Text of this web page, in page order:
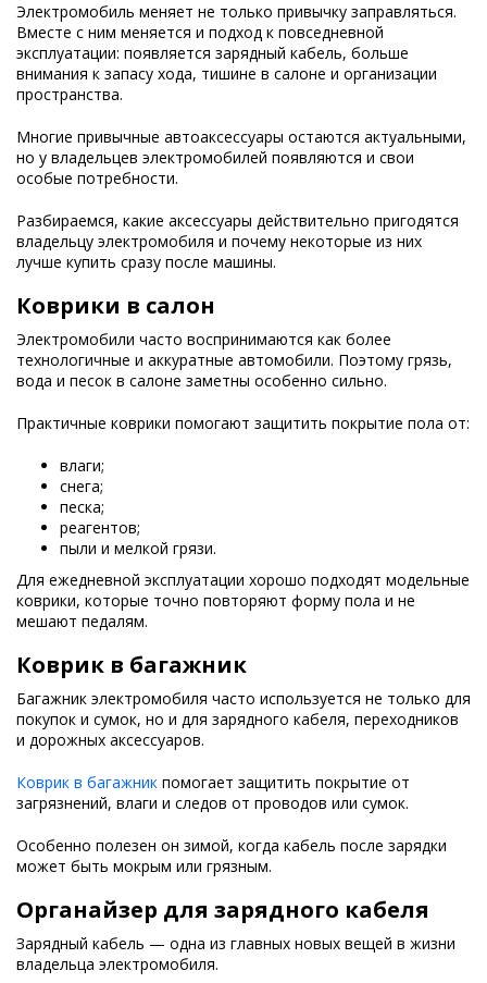
Электромобиль меняет не только привычку заправляться.
Вместе с ним меняется и подход к повседневной
эксплуатации: появляется зарядный кабель, больше
внимания к запасу хода, тишине в салоне и организации
пространства.
Многие привычные автоаксессуары остаются актуальными,
но у владельцев электромобилей появляются и свои
особые потребности.
Разбираемся, какие аксессуары действительно пригодятся
владельцу электромобиля и почему некоторые из них
лучше купить сразу после машины.
Коврики в салон
Электромобили часто воспринимаются как более
технологичные и аккуратные автомобили. Поэтому грязь,
вода и песок в салоне заметны особенно сильно.
Практичные коврики помогают защитить покрытие пола от:
влаги;
снега;
песка;
реагентов;
пыли и мелкой грязи.
Для ежедневной эксплуатации хорошо подходят модельные
коврики, которые точно повторяют форму пола и не
мешают педалям.
Коврик в багажник
Багажник электромобиля часто используется не только для
покупок и сумок, но и для зарядного кабеля, переходников
и дорожных аксессуаров.
Коврик в багажник помогает защитить покрытие от
загрязнений, влаги и следов от проводов или сумок.
Особенно полезен он зимой, когда кабель после зарядки
может быть мокрым или грязным.
Органайзер для зарядного кабеля
Зарядный кабель — одна из главных новых вещей в жизни
владельца электромобиля.